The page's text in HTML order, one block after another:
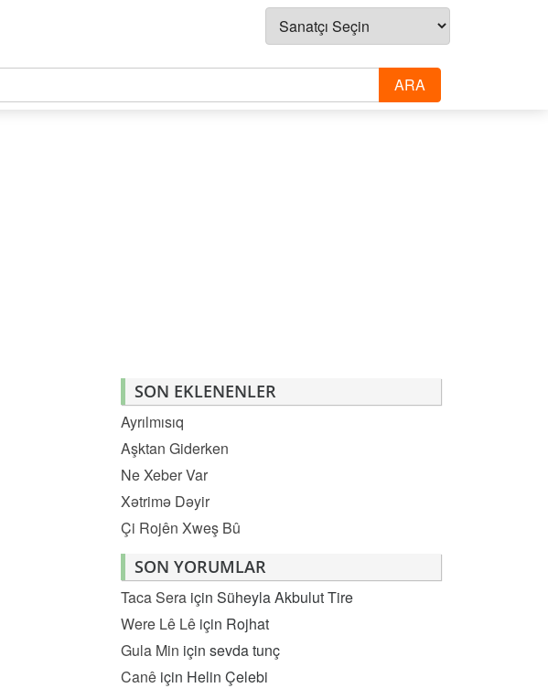
SON EKLENENLER
Ayrılmısıq
Aşktan Giderken
Ne Xeber Var
Xətrimə Dəyir
Çi Rojên Xweş Bû
SON YORUMLAR
Taca Sera için Süheyla Akbulut Tire
Were Lê Lê için Rojhat
Gula Min için sevda tunç
Canê için Helin Çelebi